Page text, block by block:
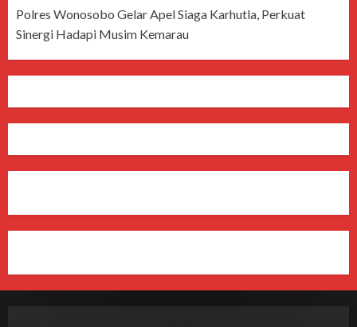
Polres Wonosobo Gelar Apel Siaga Karhutla, Perkuat
Sinergi Hadapi Musim Kemarau